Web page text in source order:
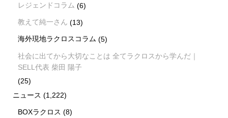
レジェンドコラム (6)
教えて純一さん (13)
海外現地ラクロスコラム (5)
社会に出てから大切なことは 全てラクロスから学んだ｜
SELL代表 柴田 陽子
(25)
ニュース (1,222)
BOXラクロス (8)